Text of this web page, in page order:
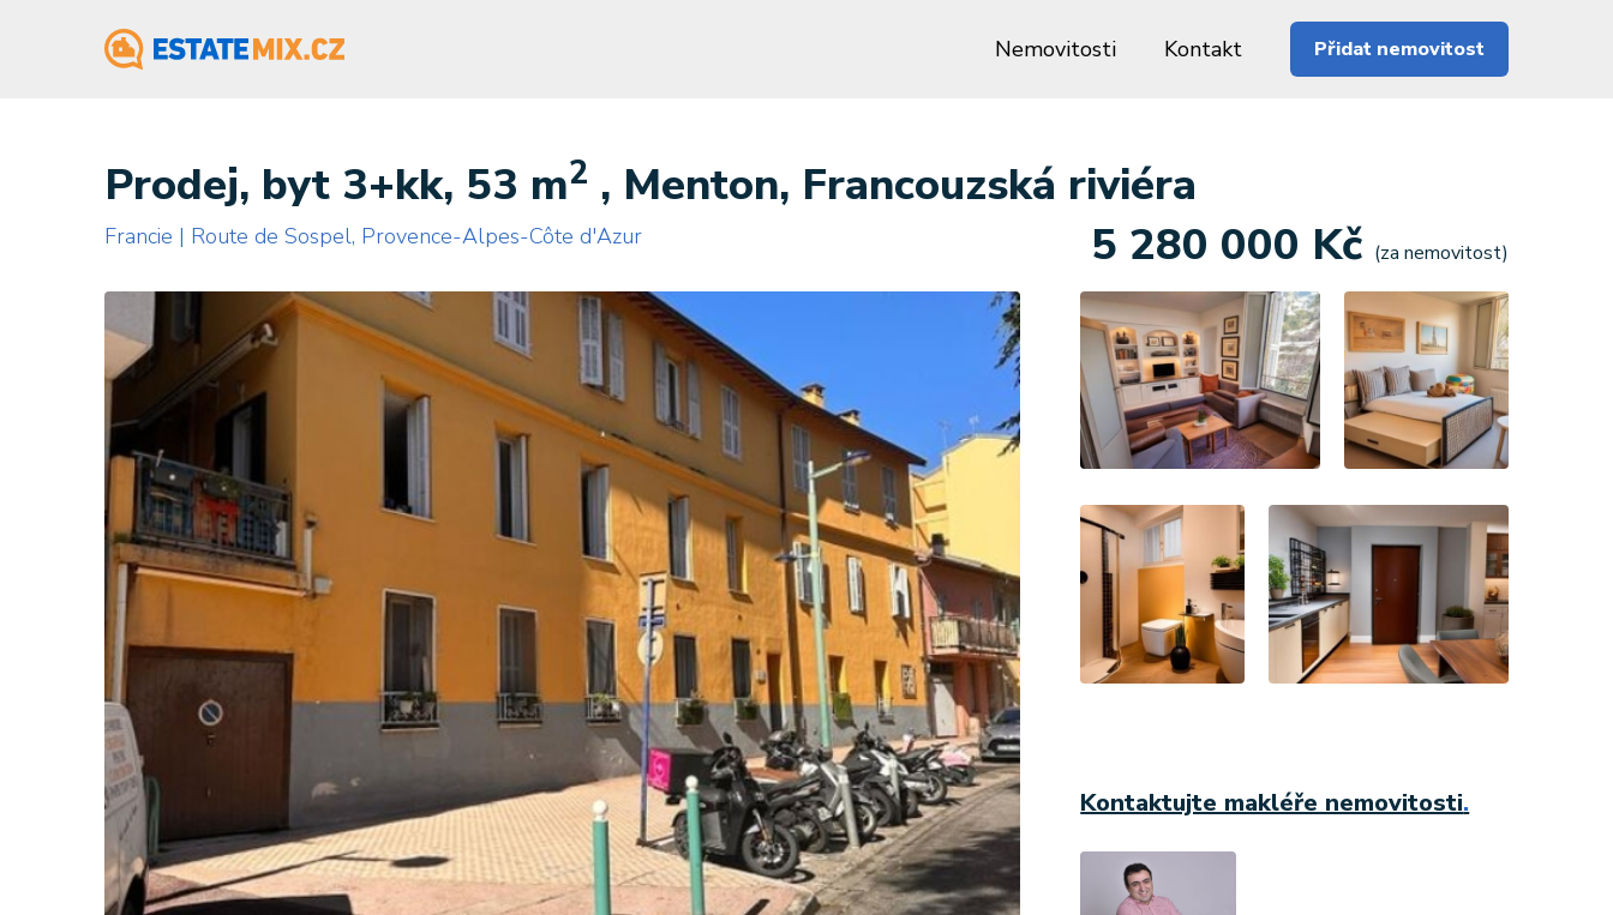
Nemovitosti Kontakt Přidat nemovitost
Prodej, byt 3+kk, 53 m2 , Menton, Francouzská riviéra
Francie | Route de Sospel, Provence-Alpes-Côte d'Azur 5 280 000 Kč (za nemovitost)
Kontaktujte makléře nemovitosti.